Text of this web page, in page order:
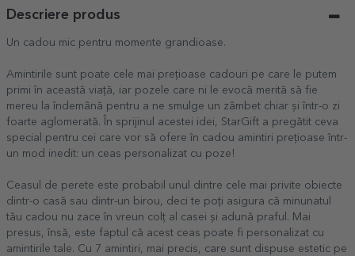
Descriere produs
Un cadou mic pentru momente grandioase.
Amintirile sunt poate cele mai prețioase cadouri pe care le putem
primi în această viață, iar pozele care ni le evocă merită să fie
mereu la îndemână pentru a ne smulge un zâmbet chiar și într-o zi
foarte aglomerată. În sprijinul acestei idei, StarGift a pregătit ceva
special pentru cei care vor să ofere în cadou amintiri prețioase într-
un mod inedit: un ceas personalizat cu poze!
Ceasul de perete este probabil unul dintre cele mai privite obiecte
dintr-o casă sau dintr-un birou, deci te poți asigura că minunatul
tău cadou nu zace în vreun colț al casei și adună praful. Mai
presus, însă, este faptul că acest ceas poate fi personalizat cu
amintirile tale. Cu 7 amintiri, mai precis, care sunt dispuse estetic pe